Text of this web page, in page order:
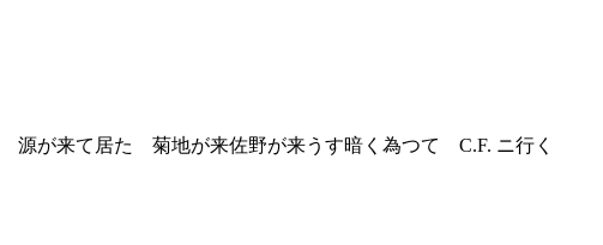
源が来て居た 菊地が来佐野が来うす暗く為つて C.F. ニ行く